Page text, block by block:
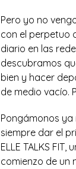
Pero yo no
con el perpetuo
diario en las
descubramos
bien y hacer
de medio vacío.
Pongámonos
siempre dar el
ELLE TALKS
comienzo de un